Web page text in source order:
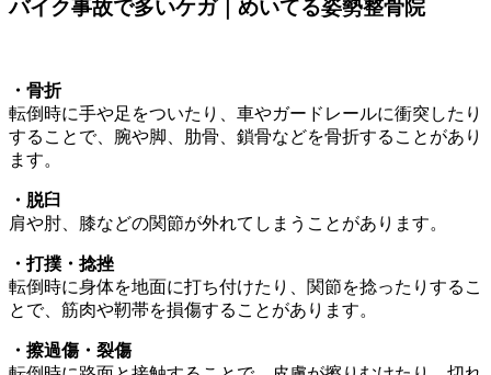
バイク事故で多いケガ｜めいてる姿勢整骨院
・骨折
転倒時に手や足をついたり、車やガードレールに衝突したり
することで、腕や脚、肋骨、鎖骨などを骨折することがあり
ます。
・脱臼
肩や肘、膝などの関節が外れてしまうことがあります。
・打撲・捻挫
転倒時に身体を地面に打ち付けたり、関節を捻ったりするこ
とで、筋肉や靭帯を損傷することがあります。
・擦過傷・裂傷